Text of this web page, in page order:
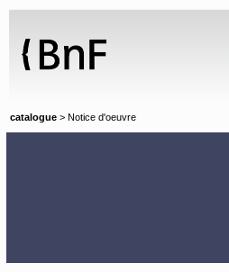
catalogue > Notice d'oeuvre